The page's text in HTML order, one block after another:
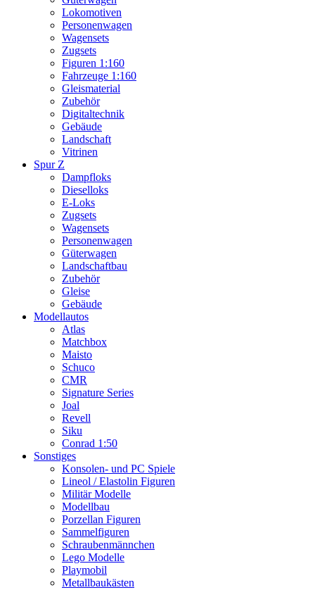
Lokomotiven
Personenwagen
Wagensets
Zugsets
Figuren 1:160
Fahrzeuge 1:160
Gleismaterial
Zubehör
Digitaltechnik
Gebäude
Landschaft
Vitrinen
Spur Z
Dampfloks
Dieselloks
E-Loks
Zugsets
Wagensets
Personenwagen
Güterwagen
Landschaftbau
Zubehör
Gleise
Gebäude
Modellautos
Atlas
Matchbox
Maisto
Schuco
CMR
Signature Series
Joal
Revell
Siku
Conrad 1:50
Sonstiges
Konsolen- und PC Spiele
Lineol / Elastolin Figuren
Militär Modelle
Modellbau
Porzellan Figuren
Sammelfiguren
Schraubenmännchen
Lego Modelle
Playmobil
Metallbaukästen